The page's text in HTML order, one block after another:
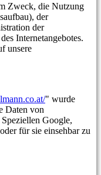
Zweck, die Nutzung
der
der
Internetangebotes.
unsere
" wurde
Daten von
Google,
für sie einsehbar zu